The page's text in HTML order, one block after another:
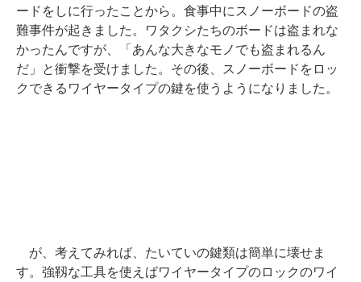
ードをしに行ったことから。食事中にスノーボードの盗
難事件が起きました。ワタクシたちのボードは盗まれな
かったんですが、「あんな大きなモノでも盗まれるん
だ」と衝撃を受けました。その後、スノーボードをロッ
クできるワイヤータイプの鍵を使うようになりました。
が、考えてみれば、たいていの鍵類は簡単に壊せま
す。強靱な工具を使えばワイヤータイプのロックのワイ